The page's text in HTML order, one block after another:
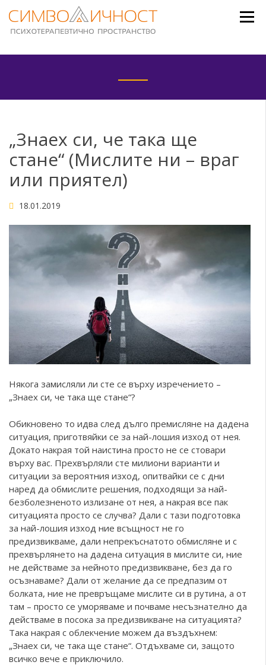
content
„Знаех си, че така ще
стане“ (Мислите ни – враг
или приятел)
18.01.2019
Някога замисляли ли сте се върху изречението –
„Знаех си, че така ще стане“?
Обикновено то идва след дълго премисляне на дадена
ситуация, приготвяйки се за най-лошия изход от нея.
Докато накрая той наистина просто не се стовари
върху вас. Прехвърляли сте милиони варианти и
ситуации за вероятния изход, опитвайки се с дни
наред да обмислите решения, подходящи за най-
безболезненото излизане от нея, а накрая все пак
ситуацията просто се случва? Дали с тази подготовка
за най-лошия изход ние всъщност не го
предизвикваме, дали непрекъснатото обмисляне и с
прехвърлянето на дадена ситуация в мислите си, ние
не действаме за нейното предизвикване, без да го
осъзнаваме? Дали от желание да се предпазим от
болката, ние не превръщаме мислите си в рутина, а от
там – просто се уморяваме и почваме несъзнателно да
действаме в посока за предизвикване на ситуацията?
Така накрая с облекчение можем да въздъхнем:
„Знаех си, че така ще стане“. Отдъхваме си, защото
всичко вече е приключило.